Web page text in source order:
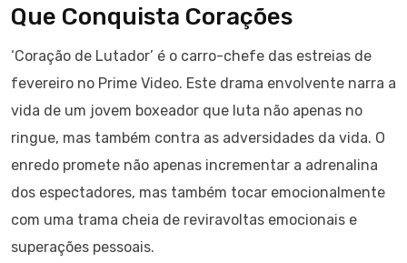
Que Conquista Corações
‘Coração de Lutador’ é o carro-chefe das estreias de
fevereiro no Prime Video. Este drama envolvente narra a
vida de um jovem boxeador que luta não apenas no
ringue, mas também contra as adversidades da vida. O
enredo promete não apenas incrementar a adrenalina
dos espectadores, mas também tocar emocionalmente
com uma trama cheia de reviravoltas emocionais e
superações pessoais.